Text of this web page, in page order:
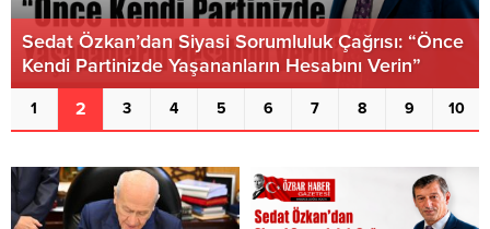
Sedat Özkan’dan Siyasi Sorumluluk Çağrısı: “Önce
Kendi Partinizde Yaşananların Hesabını Verin”
1 2 3 4 5 6 7 8 9 10